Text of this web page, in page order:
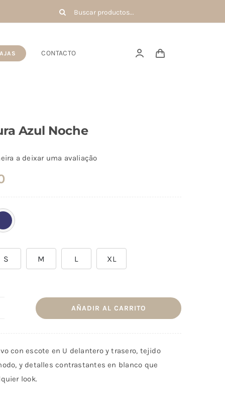
Buscar:
CONTACTO
Azul Noche
a deixar uma avaliação
S M L XL
AÑADIR AL CARRITO
con escote en U delantero y trasero, tejido
y detalles contrastantes en blanco que
look.